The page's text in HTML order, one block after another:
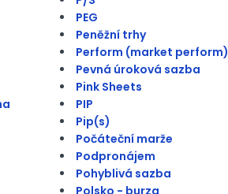
PEG
Peněžní trhy
Perform (market perform)
Pevná úroková sazba
Pink Sheets
PIP
Pip(s)
Počáteční marže
Podpronájem
Pohyblivá sazba
Polsko - burza